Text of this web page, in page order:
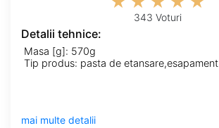
343 Voturi
Detalii tehnice:
Masa [g]: 570g
Tip produs: pasta de etansare,esapament
mai multe detalii